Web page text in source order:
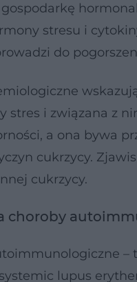
stresu i
do
stres i związana z
a ona bywa
cukrzycy.
cukrzycy.
choroby
–
lupus